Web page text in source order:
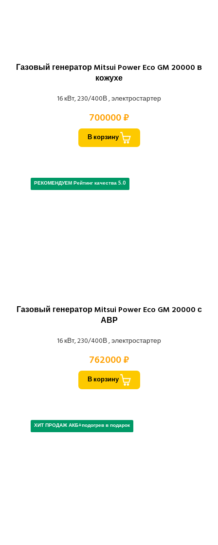
Газовый генератор Mitsui Power Eco GM 20000 в
кожухе
16 кВт, 230/400В , электростартер
700000 ₽
В корзину
РЕКОМЕНДУЕМ Рейтинг качества 5.0
Газовый генератор Mitsui Power Eco GM 20000 с
АВР
16 кВт, 230/400В , электростартер
762000 ₽
В корзину
ХИТ ПРОДАЖ АКБ+подогрев в подарок